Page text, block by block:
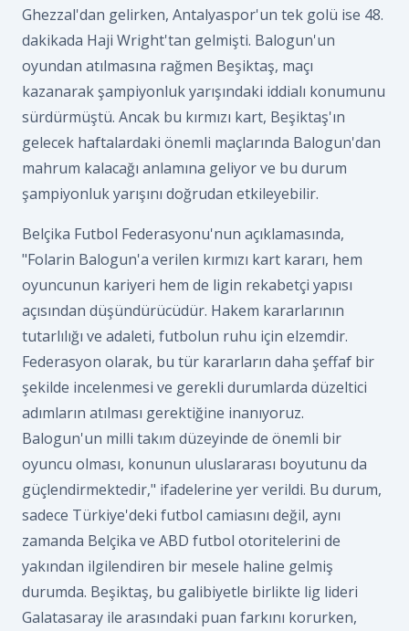
Ghezzal'dan gelirken, Antalyaspor'un tek golü ise 48.
dakikada Haji Wright'tan gelmişti. Balogun'un
oyundan atılmasına rağmen Beşiktaş, maçı
kazanarak şampiyonluk yarışındaki iddialı konumunu
sürdürmüştü. Ancak bu kırmızı kart, Beşiktaş'ın
gelecek haftalardaki önemli maçlarında Balogun'dan
mahrum kalacağı anlamına geliyor ve bu durum
şampiyonluk yarışını doğrudan etkileyebilir.
Belçika Futbol Federasyonu'nun açıklamasında,
"Folarin Balogun'a verilen kırmızı kart kararı, hem
oyuncunun kariyeri hem de ligin rekabetçi yapısı
açısından düşündürücüdür. Hakem kararlarının
tutarlılığı ve adaleti, futbolun ruhu için elzemdir.
Federasyon olarak, bu tür kararların daha şeffaf bir
şekilde incelenmesi ve gerekli durumlarda düzeltici
adımların atılması gerektiğine inanıyoruz.
Balogun'un milli takım düzeyinde de önemli bir
oyuncu olması, konunun uluslararası boyutunu da
güçlendirmektedir," ifadelerine yer verildi. Bu durum,
sadece Türkiye'deki futbol camiasını değil, aynı
zamanda Belçika ve ABD futbol otoritelerini de
yakından ilgilendiren bir mesele haline gelmiş
durumda. Beşiktaş, bu galibiyetle birlikte lig lideri
Galatasaray ile arasındaki puan farkını korurken,